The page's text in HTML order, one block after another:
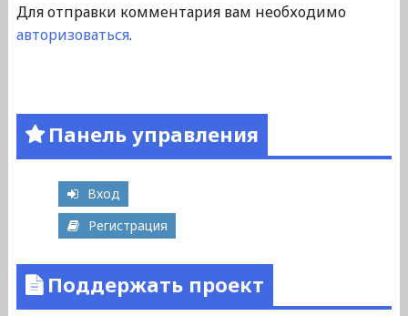
Для отправки комментария вам необходимо
авторизоваться.
Панель управления
Вход
Регистрация
Поддержать проект